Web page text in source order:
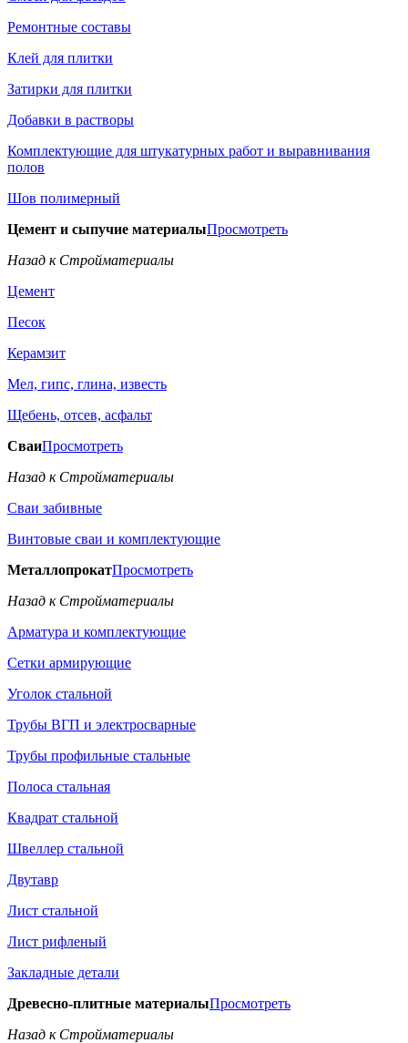
Ремонтные составы
Клей для плитки
Затирки для плитки
Добавки в растворы
Комплектующие для штукатурных работ и выравнивания
полов
Шов полимерный
Цемент и сыпучие материалыПросмотреть
Назад к Стройматериалы
Цемент
Песок
Керамзит
Мел, гипс, глина, известь
Щебень, отсев, асфальт
СваиПросмотреть
Назад к Стройматериалы
Сваи забивные
Винтовые сваи и комплектующие
МеталлопрокатПросмотреть
Назад к Стройматериалы
Арматура и комплектующие
Сетки армирующие
Уголок стальной
Трубы ВГП и электросварные
Трубы профильные стальные
Полоса стальная
Квадрат стальной
Швеллер стальной
Двутавр
Лист стальной
Лист рифленый
Закладные детали
Древесно-плитные материалыПросмотреть
Назад к Стройматериалы